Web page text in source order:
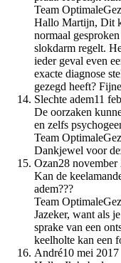
Team
Hallo Martijn, Dit
normaal
slokdarm regelt.
ieder geval even
exacte diagnose
gezegd heeft?
Slechte adem11
De oorzaken
en zelfs
Team
Dankjewel voor
Ozan28 november
Kan de
adem???
Team
Jazeker, want als
sprake van een
keelholte kan een
André10 mei 2017